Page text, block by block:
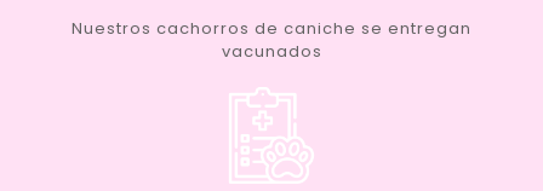
Nuestros cachorros de caniche se entregan
vacunados